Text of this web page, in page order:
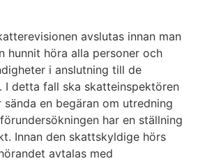
avslutas innan man
hunnit höra alla personer och
i anslutning till de
I detta fall ska skatteinspektören
sända en begäran om utredning
har en ställning
Innan den skattskyldige hörs
avtalas med